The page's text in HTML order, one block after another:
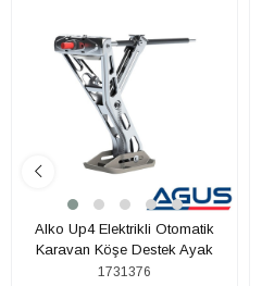
Alko Up4 Elektrikli Otomatik
Karavan Köşe Destek Ayak
1731376